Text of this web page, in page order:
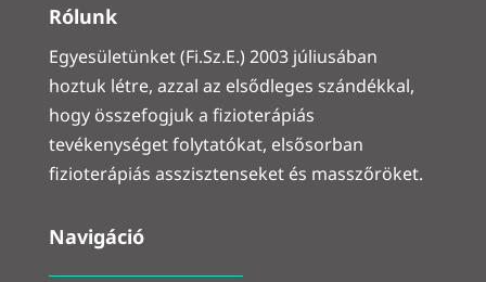
Rólunk
Egyesületünket (Fi.Sz.E.) 2003 júliusában
hoztuk létre, azzal az elsődleges szándékkal,
hogy összefogjuk a fizioterápiás
tevékenységet folytatókat, elsősorban
fizioterápiás asszisztenseket és masszőröket.
Navigáció